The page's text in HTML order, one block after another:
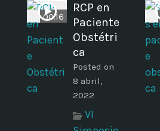
00:16
RCP en
Paciente
Obstétri
ca
Posted on
8 abril,
2022
VI